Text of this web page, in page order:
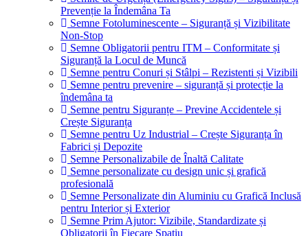
Prevenție la Îndemâna Ta
Semne Fotoluminescente – Siguranță și Vizibilitate
Non-Stop
Semne Obligatorii pentru ITM – Conformitate și
Siguranță la Locul de Muncă
Semne pentru Conuri și Stâlpi – Rezistenti și Vizibili
Semne pentru prevenire – siguranță și protecție la
îndemâna ta
Semne pentru Siguranțe – Previne Accidentele și
Crește Siguranța
Semne pentru Uz Industrial – Crește Siguranța în
Fabrici și Depozite
Semne Personalizabile de Înaltă Calitate
Semne personalizate cu design unic și grafică
profesională
Semne Personalizate din Aluminiu cu Grafică Inclusă
pentru Interior și Exterior
Semne Prim Ajutor: Vizibile, Standardizate și
Obligatorii în Fiecare Spațiu